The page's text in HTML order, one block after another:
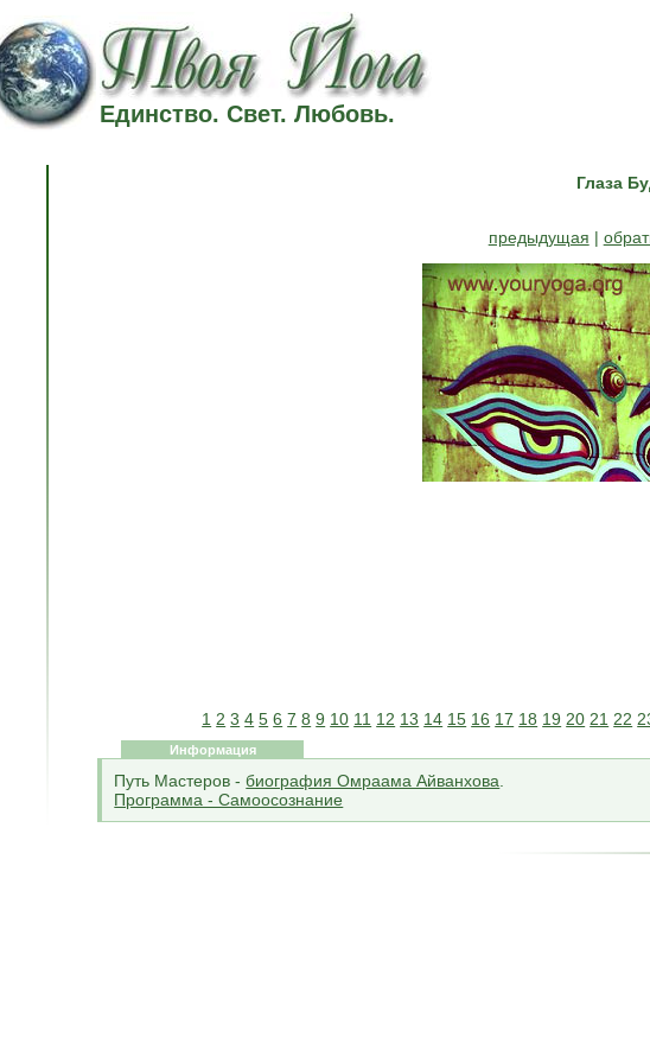
Единство. Свет. Любовь.
Глаза
предыдущая |
1 2 3 4 5 6 7 8 9 10 11 12 13 14 15 16 17 18 19 20 21 22
Информация
Путь Мастеров -биография Омраама Айванхова
Программа - Самоосознание